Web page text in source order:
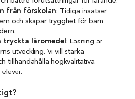
från förskolan: Tidiga insatser
och skapar trygghet för barn
tryckta läromedel : Läsning är
utveckling. Vi vill stärka
tillhandahålla högkvalitativa